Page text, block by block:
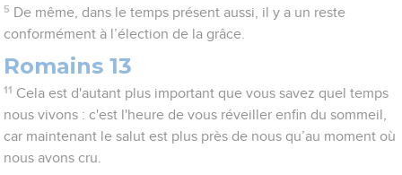
5 De même, dans le temps présent aussi, il y a un reste
conformément à l’élection de la grâce.
Romains 13
11 Cela est d'autant plus important que vous savez quel temps
nous vivons : c'est l'heure de vous réveiller enfin du sommeil,
car maintenant le salut est plus près de nous qu’au moment où
nous avons cru.